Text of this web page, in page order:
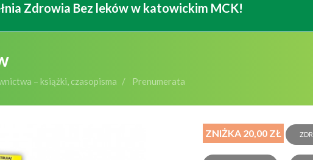
Zdrowia Bez leków w katowickim MCK!
– książki, czasopisma Prenumerata
ZNIŻKA 20,00 ZŁ